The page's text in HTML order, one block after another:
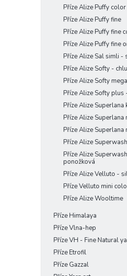
Příze Alize Puffy color
Příze Alize Puffy fine
Příze Alize Puffy fine
Příze Alize Puffy fine
Příze Alize Sal simli -
Příze Alize Softy -
Příze Alize Softy mega
Příze Alize Softy plus
Příze Alize Superlana
Příze Alize Superlana
Příze Alize Superlana
Příze Alize
Příze Alize
ponožková
Příze Alize Velluto -
Příze Velluto mini
Příze Alize Wooltime
Příze Himalaya
Příze Vlna-hep
Příze VH - Fine Natural
Příze Etrofil
Příze Gazzal